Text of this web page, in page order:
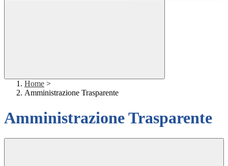
Home >
Amministrazione Trasparente
Amministrazione Trasparente